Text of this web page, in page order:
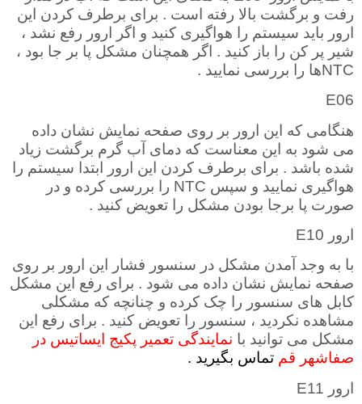
رفت و برگشت بالا رفته است . برای برطرف کردن این
ارور باید سیستم را هواگیری کنید و اگر ارور رفع نشد ،
شیر پر کن را باز کنید . اگر همچنان مشکل پا بر جا بود ،
NTCها را بررسی نمایید .
E06
هنگامی که این ارور بر روی صفحه نمایش نشان داده
می شود به این معناست که دمای آب گرم برگشت زیاد
شده باشد . برای برطرف کردن این ارور ابتدا سیستم را
هواگیری نمایید و سپس NTC را بررسی کرده و در
صورت پا برجا بودن مشکل را تعویض کنید .
ارور E10
با به وجد آمدن مشکل در سنسور فشار این ارور بر روی
صفحه نمایش نشان داده می شود . برای رفع این مشکل
کابل های سنسور را چک کرده و چنانچه که مشکلی
مشاهده نکردید ، سنسور را تعویض کنید . برای رفع این
مشکل می توانید با نمایندگی تعمیر پکیج ایساتیس در
صفاشهر قم تماس بگیرید .
ارور E11